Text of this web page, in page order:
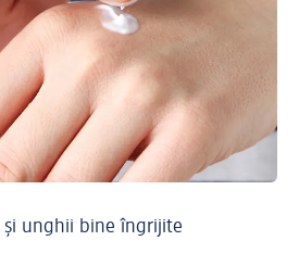
unghii bine îngrijite